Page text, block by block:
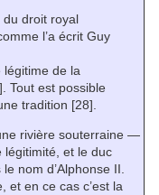
du droit royal
l’a écrit Guy
légitime de la
Tout est possible
tradition [28].
rivière souterraine —
légitimité, et le duc
nom d’Alphonse II.
et en ce cas c’est la